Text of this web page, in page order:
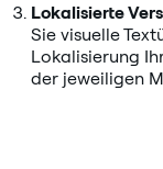
Lokalisierte
Sie visuelle
Lokalisierung
der jeweiligen